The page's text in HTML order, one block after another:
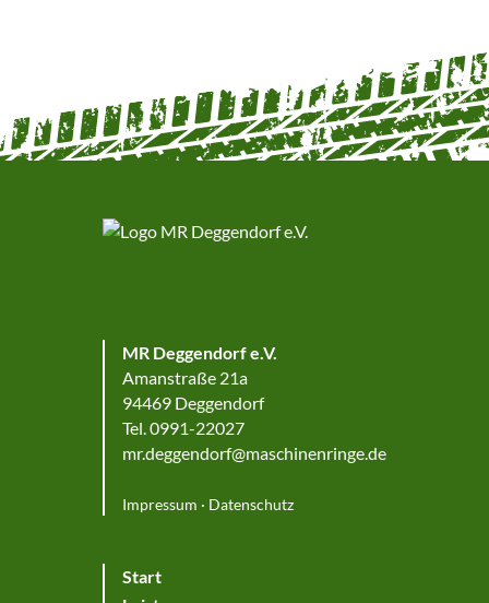
MR Deggendorf e.V.
Amanstraße 21a
94469 Deggendorf
Tel. 0991-22027
mr.deggendorf@maschinenringe.de
Impressum · Datenschutz
Start